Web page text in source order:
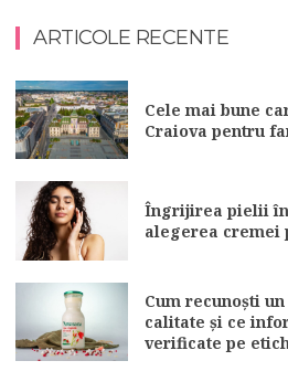
ARTICOLE RECENTE
Cele mai bune
Craiova pentru
Îngrijirea pielii
alegerea cremei
Cum recunoști
calitate și ce
verificate pe